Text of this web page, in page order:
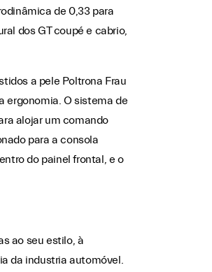
de 0,33 para
dos GT coupé e cabrio,
a pele Poltrona Frau
ergonomia. O sistema de
alojar um comando
para a consola
do painel frontal, e o
ao seu estilo, à
da industria automóvel.